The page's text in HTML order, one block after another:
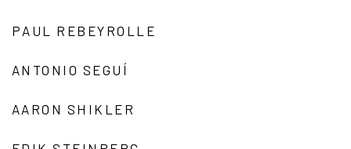
PAUL REBEYROLLE
ANTONIO SEGUÍ
AARON SHIKLER